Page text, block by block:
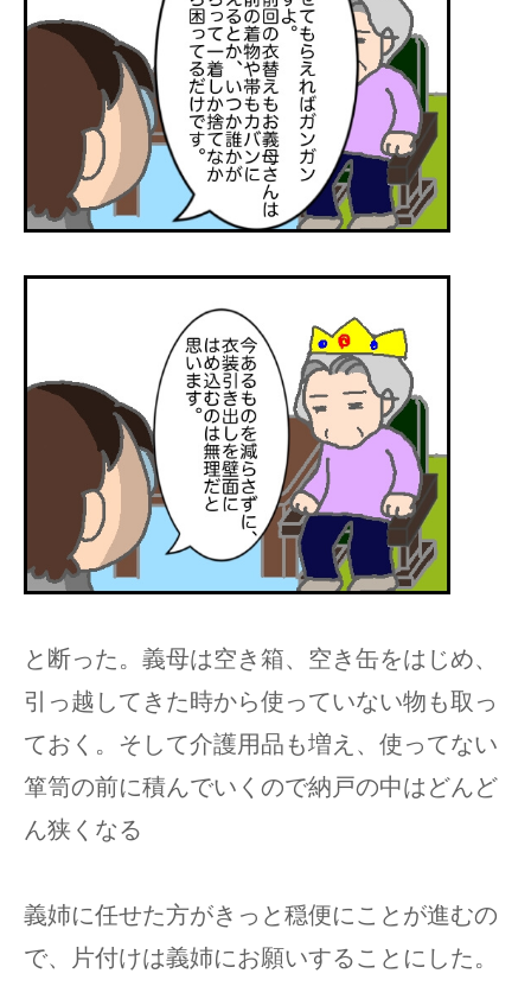
と断った。義母は空き箱、空き缶をはじめ、
引っ越してきた時から使っていない物も取っ
ておく。そして介護用品も増え、使ってない
箪笥の前に積んでいくので納戸の中はどんど
ん狭くなる
義姉に任せた方がきっと穏便にことが進むの
で、片付けは義姉にお願いすることにした。